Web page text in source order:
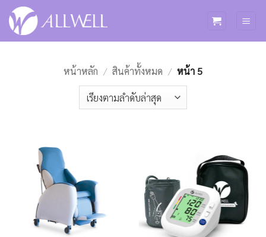
ข้าม
ไป
หน้าหลัก / สินค้าทั้งหมด / หน้า 5